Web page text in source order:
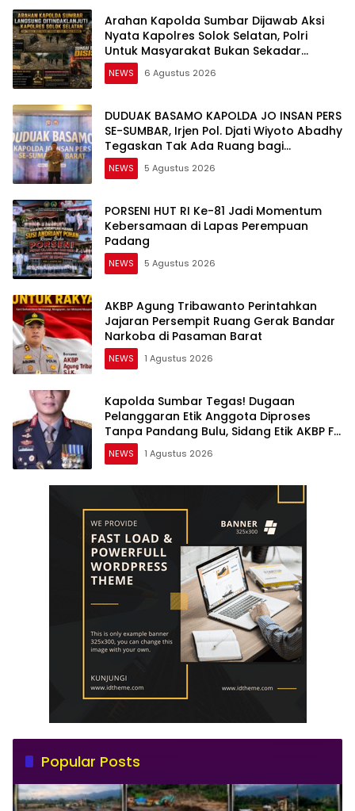
Arahan Kapolda Sumbar Dijawab Aksi
Nyata Kapolres Solok Selatan, Polri
Untuk Masyarakat Bukan Sekadar
Slogan
NEWS 6 Agustus 2026
DUDUAK BASAMO KAPOLDA JO INSAN PERS
SE-SUMBAR, Irjen Pol. Djati Wiyoto Abadhy
Tegaskan Tak Ada Ruang bagi
Pelanggar Hukum di Internal Polri
NEWS 5 Agustus 2026
PORSENI HUT RI Ke-81 Jadi Momentum
Kebersamaan di Lapas Perempuan
Padang
NEWS 5 Agustus 2026
AKBP Agung Tribawanto Perintahkan
Jajaran Persempit Ruang Gerak Bandar
Narkoba di Pasaman Barat
NEWS 1 Agustus 2026
Kapolda Sumbar Tegas! Dugaan
Pelanggaran Etik Anggota Diproses
Tanpa Pandang Bulu, Sidang Etik AKBP F
Dipercepat
NEWS 1 Agustus 2026
Popular Posts